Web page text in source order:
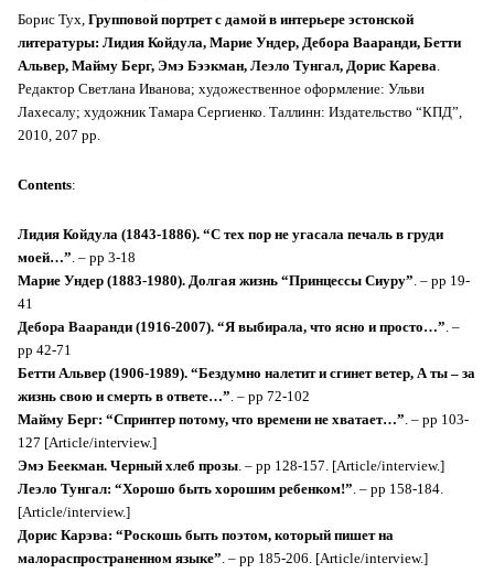
Борис Тух, Групповой портрет с дамой в интерьере эстонской
литературы: Лидия Койдула, Марие Ундер, Дебора Вааранди, Бетти
Альвер, Майму Берг, Эмэ Бээкман, Леэло Тунгал, Дорис Карева.
Редактор Светлана Иванова; художественное оформление: Ульви
Лахесалу; художник Тамара Сергиенко. Таллинн: Издательство “КПД”,
2010, 207 pp.
Contents:
Лидия Койдула (1843-1886). “С тех пор не угасала печаль в груди
моей…”. – pp 3-18
Марие Ундер (1883-1980). Долгая жизнь “Принцессы Сиуру”. – pp 19-
41
Дебора Вааранди (1916-2007). “Я выбирала, что ясно и просто…”. –
pp 42-71
Бетти Альвер (1906-1989). “Бездумно налетит и сгинет ветер, А ты – за
жизнь свою и смерть в ответе…”. – pp 72-102
Майму Берг: “Спринтер потому, что времени не хватает…”. – pp 103-
127 [Article/interview.]
Эмэ Беекман. Черный хлеб прозы. – pp 128-157. [Article/interview.]
Леэло Тунгал: “Хорошо быть хорошим ребенком!”. – pp 158-184.
[Article/interview.]
Дорис Карэва: “Роскошь быть поэтом, который пишет на
малораспространенном языке”. – pp 185-206. [Article/interview.]